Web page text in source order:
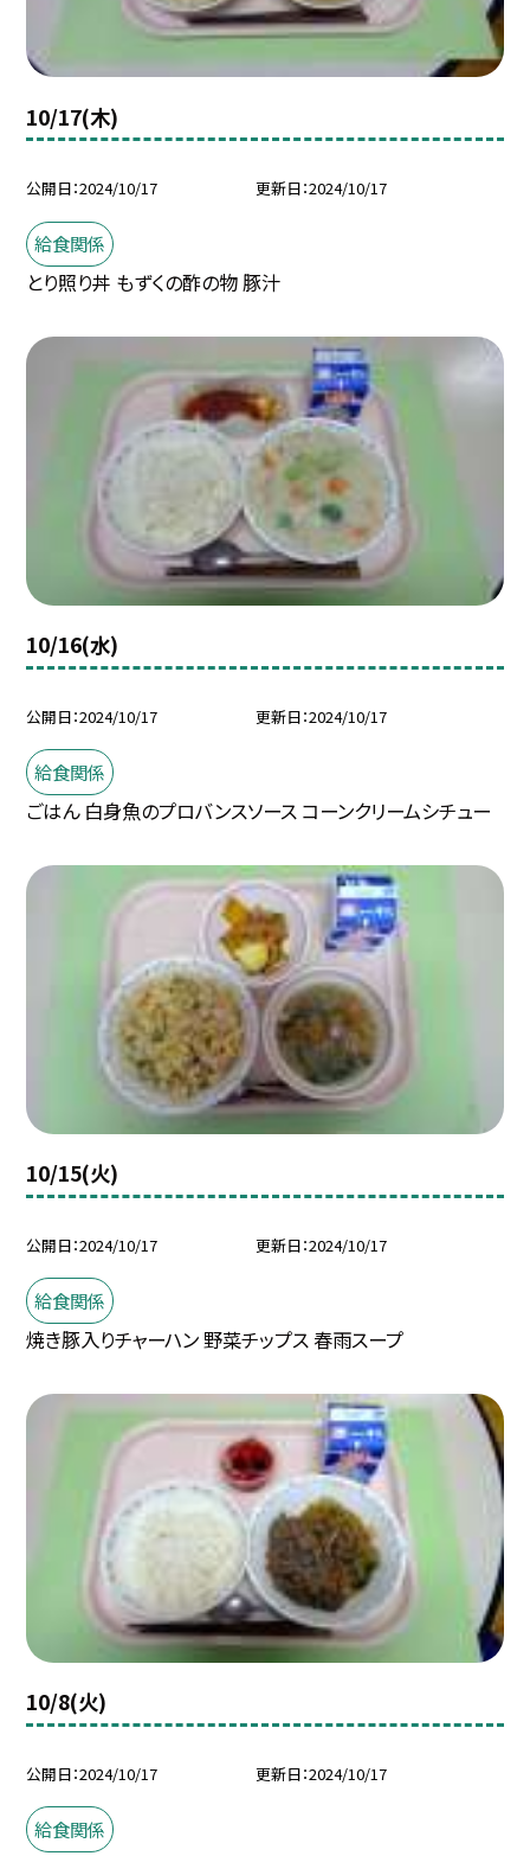
10/17(木)
公開日 2024/10/17 更新日 2024/10/17
給食関係
とり照り丼 もずくの酢の物 豚汁
10/16(水)
公開日 2024/10/17 更新日 2024/10/17
給食関係
ごはん 白身魚のプロバンスソース コーンクリームシチュー
10/15(火)
公開日 2024/10/17 更新日 2024/10/17
給食関係
焼き豚入りチャーハン 野菜チップス 春雨スープ
10/8(火)
公開日 2024/10/17 更新日 2024/10/17
給食関係